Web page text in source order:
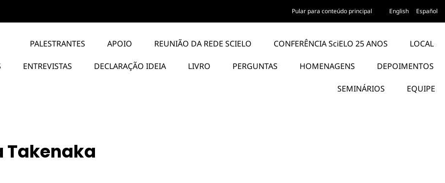
Pular para conteúdo principal English Español
PALESTRANTES APOIO REUNIÃO DA REDE SCIELO CONFERÊNCIA SciELO 25 ANOS LOCAL
ENTREVISTAS DECLARAÇÃO IDEIA LIVRO PERGUNTAS HOMENAGENS DEPOIMENTOS
SEMINÁRIOS EQUIPE
Takenaka